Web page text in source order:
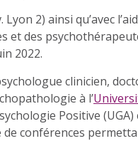
2) ainsi qu’avec
et des
2022.
ologue clinicien,
à l’
Positive
conférences